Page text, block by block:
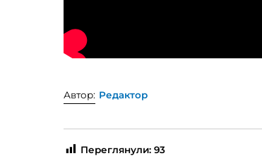
Автор: Редактор
Переглянули: 93